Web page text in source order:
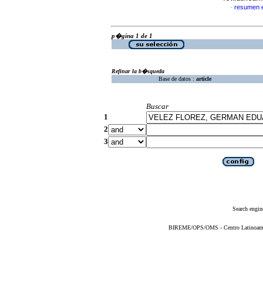
· resumen
p�gina 1 de 1
Refinar la b�squeda
Base de datos : article
Buscar
1
2
3
Search
BIREME/OPS/OMS - Centro